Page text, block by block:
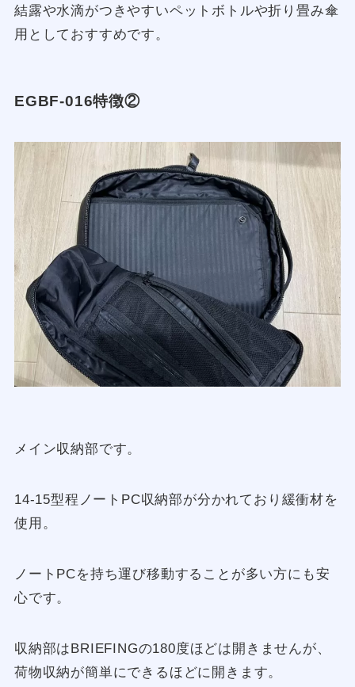
結露や水滴がつきやすいペットボトルや折り畳み傘
用としておすすめです。
EGBF-016特徴②
メイン収納部です。
14-15型程ノートPC収納部が分かれており緩衝材を
使用。
ノートPCを持ち運び移動することが多い方にも安
心です。
収納部はBRIEFINGの180度ほどは開きませんが、
荷物収納が簡単にできるほどに開きます。